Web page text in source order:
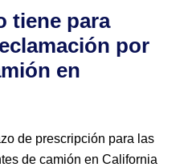
tiene para
por
en
de prescripción para las
de camión en California